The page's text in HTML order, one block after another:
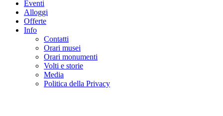
Eventi
Alloggi
Offerte
Info
Contatti
Orari musei
Orari monumenti
Volti e storie
Media
Politica della Privacy